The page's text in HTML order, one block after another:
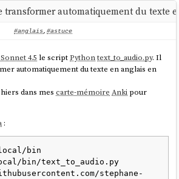
transformer automatiquement du texte
#anglais, #astuce
4.5 le scriptPython text_to_audio.py. Il
automatiquement du texte en anglais en
dans mescarte-mémoire Anki pour
:
bin
bin/text_to_audio.py
stephane-